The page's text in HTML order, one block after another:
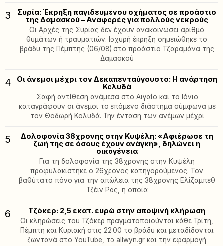
3
Συρία: Έκρηξη παγιδευμένου οχήματος σε προάστιο
της Δαμασκού – Αναφορές για πολλούς νεκρούς
Οι Αρχές της Συρίας δεν έχουν ανακοινώσει αριθμό
θυμάτων ή τραυματιών. Ισχυρή έκρηξη σημειώθηκε το
βράδυ της Πέμπτης (06/08) στο προάστιο Τζαραμάνα της
Δαμασκού
4
Οι άνεμοι μέχρι τον Δεκαπενταύγουστο: Η ανάρτηση
Κολυδά
Σαφή αντίθεση ανάμεσα στο Αιγαίο και το Ιόνιο
καταγράφουν οι άνεμοι το επόμενο διάστημα σύμφωνα με
τον Θοδωρή Κολυδά. Την ένταση των ανέμων μέχρι
5
Δολοφονία 38χρονης στην Κυψέλη: «Αφιέρωσε τη
ζωή της σε όσους έχουν ανάγκη», δηλώνει η
οικογένεια
Για τη δολοφονία της 38χρονης στην Κυψέλη
προφυλακίστηκε ο 26χρονος κατηγορούμενος. Τον
βαθύτατο πόνο για την απώλεια της 38χρονης Ελίζαμπεθ
Τζέιν Ρος, η οποία
6 Τζόκερ: 2,5 εκατ. ευρώ στην αποψινή κλήρωση
Οι κληρώσεις του Τζόκερ πραγματοποιούνται κάθε Τρίτη,
Πέμπτη και Κυριακή στις 22:00 το βράδυ και μεταδίδονται
ζωντανά στο YouTube, το allwyn.gr και την εφαρμογή